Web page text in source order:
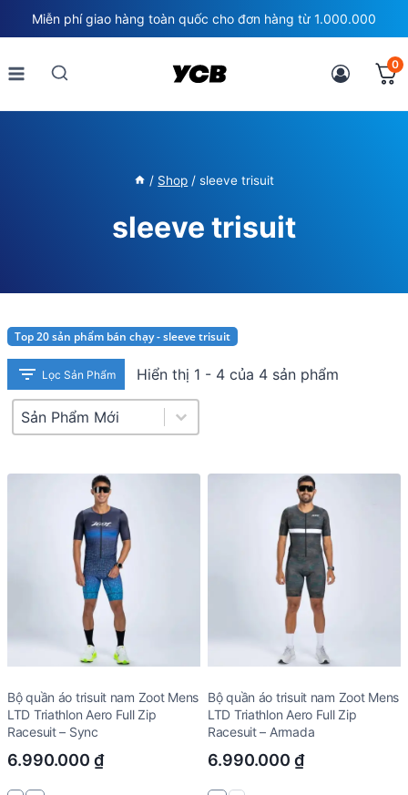
to
content
Miễn phí giao hàng toàn quốc cho đơn hàng từ 1.000.000
0
/ Shop / sleeve trisuit
sleeve trisuit
Top 20 sản phẩm bán chạy - sleeve trisuit
Lọc Sản Phẩm Hiển thị 1 - 4 của 4 sản phẩm
Product Sort
Sort content
Bộ quần áo trisuit nam Zoot Mens
LTD Triathlon Aero Full Zip
Racesuit – Sync
6.990.000 ₫
Bộ quần áo trisuit nam Zoot Mens
LTD Triathlon Aero Full Zip
Racesuit – Armada
6.990.000 ₫